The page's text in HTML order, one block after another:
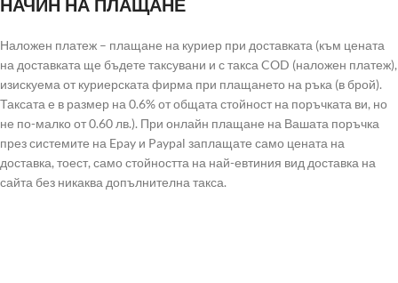
НАЧИН НА ПЛАЩАНЕ
Наложен платеж – плащане на куриер при доставката (към цената
на доставката ще бъдете таксувани и с такса COD (наложен платеж),
изискуема от куриерската фирма при плащането на ръка (в брой).
Таксата е в размер на 0.6% от общата стойност на поръчката ви, но
не по-малко от 0.60 лв.). При онлайн плащане на Вашата поръчка
през системите на Epay и Paypal заплащате само цената на
доставка, тоест, само стойността на най-евтиния вид доставка на
сайта без никаква допълнителна такса.